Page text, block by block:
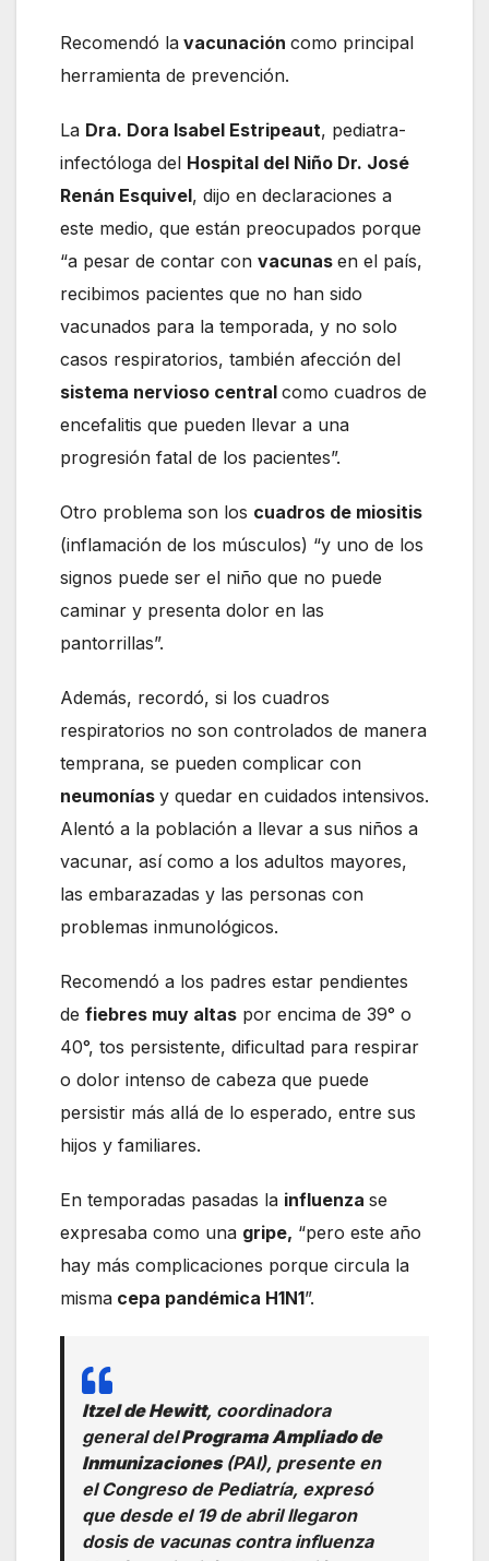
Recomendó la vacunación como principal
herramienta de prevención.
La Dra. Dora Isabel Estripeaut, pediatra-
infectóloga del Hospital del Niño Dr. José
Renán Esquivel, dijo en declaraciones a
este medio, que están preocupados porque
“a pesar de contar con vacunas en el país,
recibimos pacientes que no han sido
vacunados para la temporada, y no solo
casos respiratorios, también afección del
sistema nervioso central como cuadros de
encefalitis que pueden llevar a una
progresión fatal de los pacientes”.
Otro problema son los cuadros de miositis
(inflamación de los músculos) “y uno de los
signos puede ser el niño que no puede
caminar y presenta dolor en las
pantorrillas”.
Además, recordó, si los cuadros
respiratorios no son controlados de manera
temprana, se pueden complicar con
neumonías y quedar en cuidados intensivos.
Alentó a la población a llevar a sus niños a
vacunar, así como a los adultos mayores,
las embarazadas y las personas con
problemas inmunológicos.
Recomendó a los padres estar pendientes
de fiebres muy altas por encima de 39° o
40°, tos persistente, dificultad para respirar
o dolor intenso de cabeza que puede
persistir más allá de lo esperado, entre sus
hijos y familiares.
En temporadas pasadas la influenza se
expresaba como una gripe, “pero este año
hay más complicaciones porque circula la
misma cepa pandémica H1N1”.
Itzel de Hewitt, coordinadora
general delPrograma Ampliado de
Inmunizaciones(PAI), presente en
el Congreso de Pediatría, expresó
que desde el 19 de abril llegaron
dosis de vacunas contra influenza